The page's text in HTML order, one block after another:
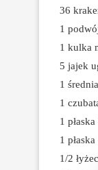
36
1
1 kulka
5 jajek
1
1
1
1
1/2